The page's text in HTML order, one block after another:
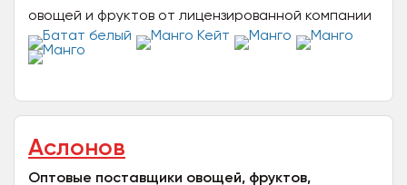
овощей и фруктов от лицензированной компании
с собственным производством из Египта.
Поставляем...
Аслонов
Оптовые поставщики овощей, фруктов,